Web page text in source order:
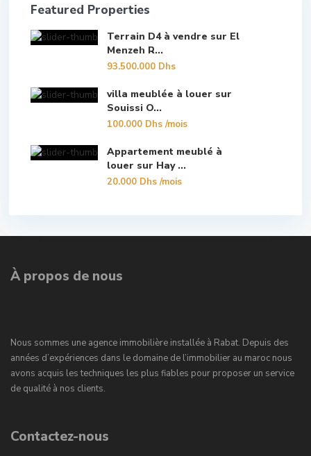
Featured Properties
Terrain D4 à vendre sur El
Menzeh R...
93.500.000 Dhs
villa meublée à louer sur
Souissi O...
100.000 Dhs/mois
Appartement meublé à
louer sur Hay ...
20.000 Dhs/mois
À propos de nous
Nous sommes une agence immobilière installée à Rabat. Depuis des
années d’expériences dans le domaine de l’immobilier au maroc nous
avons acquis les techniques les plus fiables pour proposer un service
de qualité à nos clients.
Contactez-nous